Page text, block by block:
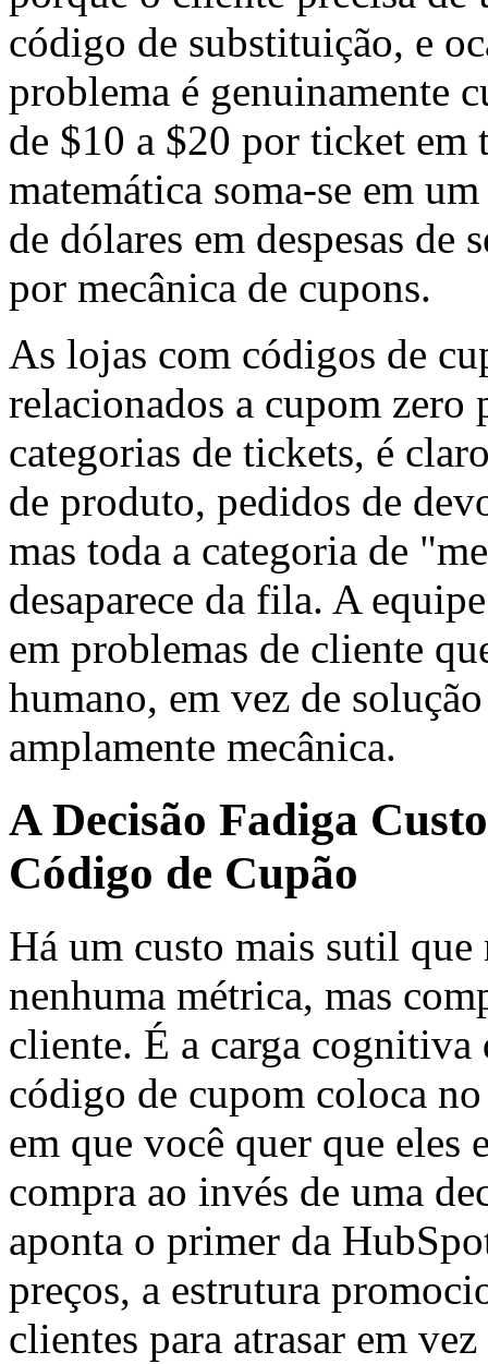
código de substituição, e
problema é genuinamente
de $10 a $20 por ticket em
matemática soma-se em
de dólares em despesas de
por mecânica de cupons.
As lojas com códigos de
relacionados a cupom
categorias de tickets, é
de produto, pedidos de
mas toda a categoria de
desaparece da fila. A
em problemas de cliente
humano, em vez de
amplamente mecânica.
A Decisão Fadiga
Código de Cupão
Há um custo mais sutil
nenhuma métrica, mas
cliente. É a carga
código de cupom coloca
em que você quer que eles
compra ao invés de uma
aponta o primer da
preços, a estrutura
clientes para atrasar em